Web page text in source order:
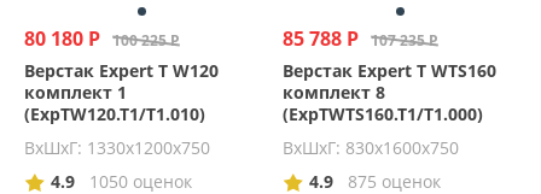
80 180 Р 100 225 Р
Верстак Expert T W120
комплект 1
(ExpTW120.T1/T1.010)
ВхШхГ: 1330х1200х750
4.9
1050 оценок
85 788 Р 107 235 Р
Верстак Expert T WTS160
комплект 8
(ExpTWTS160.T1/T1.000)
ВхШхГ: 830х1600х750
4.9
875 оценок